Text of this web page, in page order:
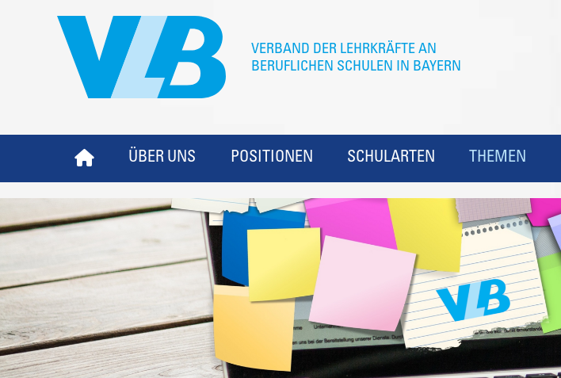
ÜBER UNS POSITIONEN SCHULARTEN THEMEN